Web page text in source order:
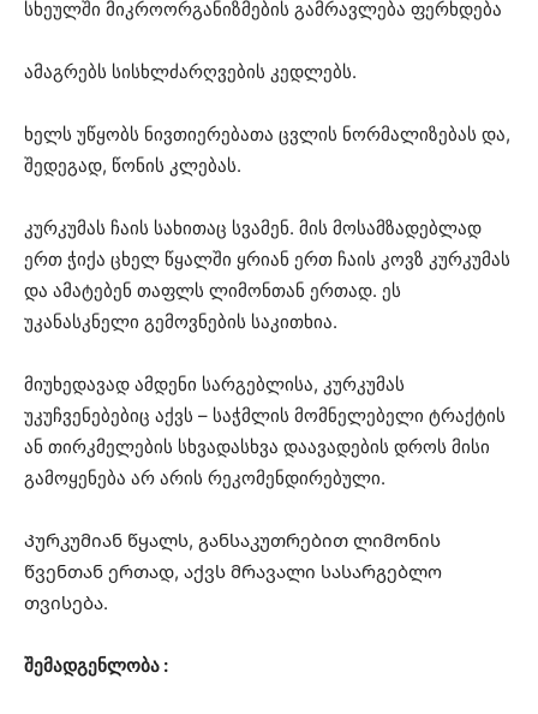
სხეულში მიკროორგანიზმების გამრავლება ფერხდება
ამაგრებს სისხლძარღვების კედლებს.
ხელს უწყობს ნივთიერებათა ცვლის ნორმალიზებას და,
შედეგად, წონის კლებას.
კურკუმას ჩაის სახითაც სვამენ. მის მოსამზადებლად
ერთ ჭიქა ცხელ წყალში ყრიან ერთ ჩაის კოვზ კურკუმას
და ამატებენ თაფლს ლიმონთან ერთად. ეს
უკანასკნელი გემოვნების საკითხია.
მიუხედავად ამდენი სარგებლისა, კურკუმას
უკუჩვენებებიც აქვს – საჭმლის მომნელებელი ტრაქტის
ან თირკმელების სხვადასხვა დაავადების დროს მისი
გამოყენება არ არის რეკომენდირებული.
Კურკუმიან წყალს, განსაკუთრებით ლიმონის
წვენთან ერთად, აქვს მრავალი სასარგებლო
თვისება.
შემადგენლობა :